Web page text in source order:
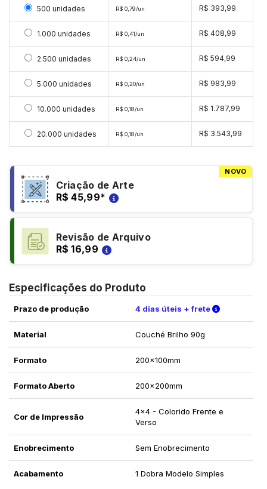
Selecionar 500 unidades
500 unidades R$ 0,79/un R$ 393,99
Selecionar 1000 unidades
1.000 unidades R$ 0,41/un R$ 408,99
Selecionar 2500 unidades
2.500 unidades R$ 0,24/un R$ 594,99
Selecionar 5000 unidades
5.000 unidades R$ 0,20/un R$ 983,99
Selecionar 10000 unidades
10.000 unidades R$ 0,18/un R$ 1.787,99
Selecionar 20000 unidades
20.000 unidades R$ 0,18/un R$ 3.543,99
NOVO
Criação de Arte
R$ 45,99*
Revisão de Arquivo
R$ 16,99
Especificações do Produto
Prazo de produção 4 dias úteis + frete Verifique
Material Couché Brilho 90g
Formato 200x100mm
Formato Aberto 200x200mm
Cor de Impressão
4x4 - Colorido Frente e
Verso
Enobrecimento Sem Enobrecimento
Acabamento 1 Dobra Modelo Simples